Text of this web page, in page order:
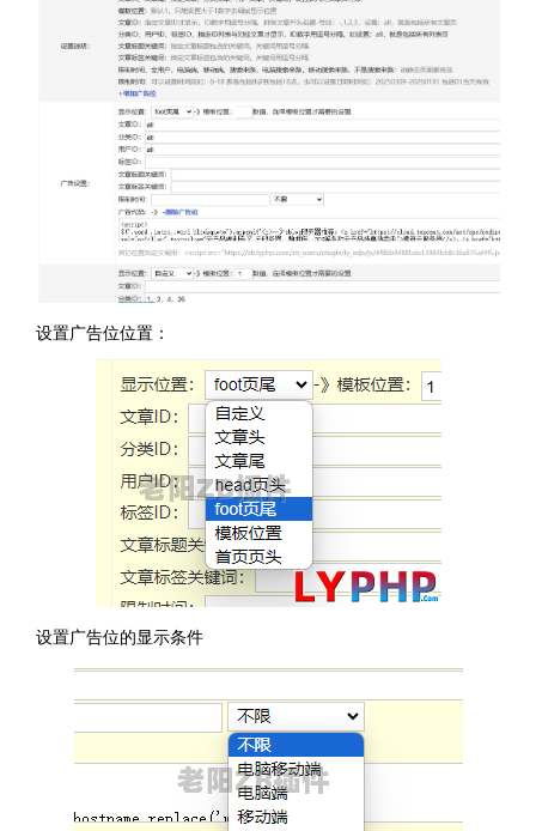
设置广告位位置：
设置广告位的显示条件